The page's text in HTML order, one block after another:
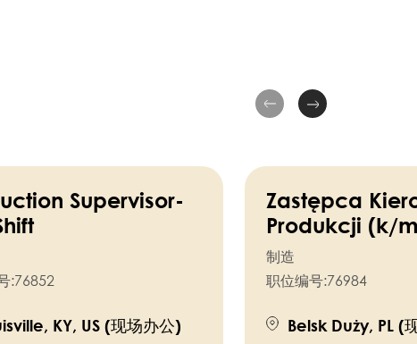
Supervisor-
:76852
KY, US (现场办公)
Zastępca
Produkcji (k/
制造
职位编号:76984
Belsk Duży, PL (